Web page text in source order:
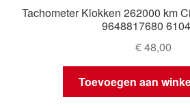
Tachometer Klokken 262000 km
9648817680
€48,00
Toevoegen aan